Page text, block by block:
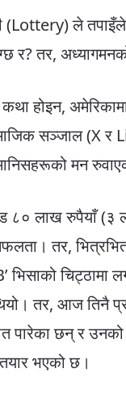
(Lottery) ले
र? तर,
होइन,
सञ्जाल (X
मन
८० लाख रुपैयाँ
तर,
भिसाको चिट्ठामा
तर, आज तिनै
पारेका छन् र
भएको छ।